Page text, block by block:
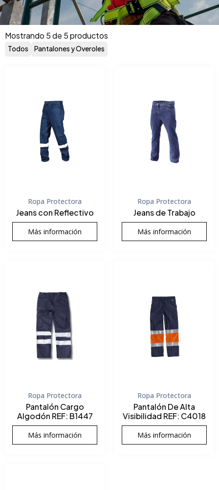
Mostrando 5 de 5 productos
Todos Pantalones y Overoles
Ropa Protectora
Jeans con Reflectivo
Más información
Ropa Protectora
Jeans de Trabajo
Más información
Ropa Protectora
Pantalón Cargo
Algodón REF: B1447
Más información
Ropa Protectora
Pantalón De Alta
Visibilidad REF: C4018
Más información